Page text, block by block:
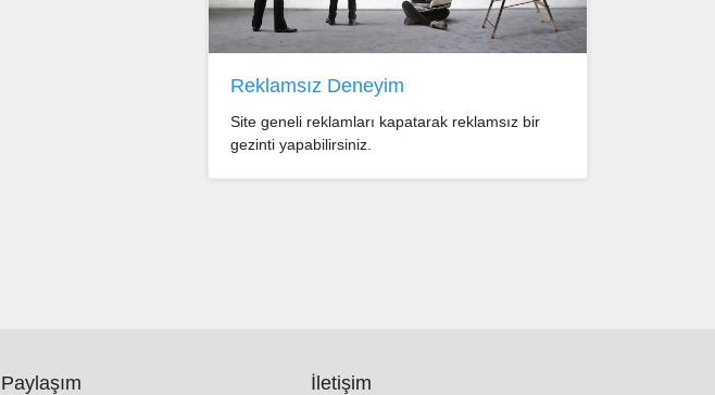
Reklamsız Deneyim
Site geneli reklamları kapatarak reklamsız bir
gezinti yapabilirsiniz.
Paylaşım İletişim